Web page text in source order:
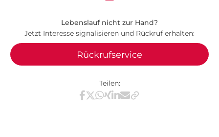
Lebenslauf nicht zur Hand?
Jetzt Interesse signalisieren und Rückruf erhalten:
Rückrufservice
Teilen:
Teilen via Facebook
Teilen via X / Twitter
Teilen via WhatsApp
Teilen via Xing
Teilen via LinkedIn
Teilen via E-Mail